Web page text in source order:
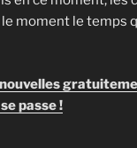
moment le temps
passe !